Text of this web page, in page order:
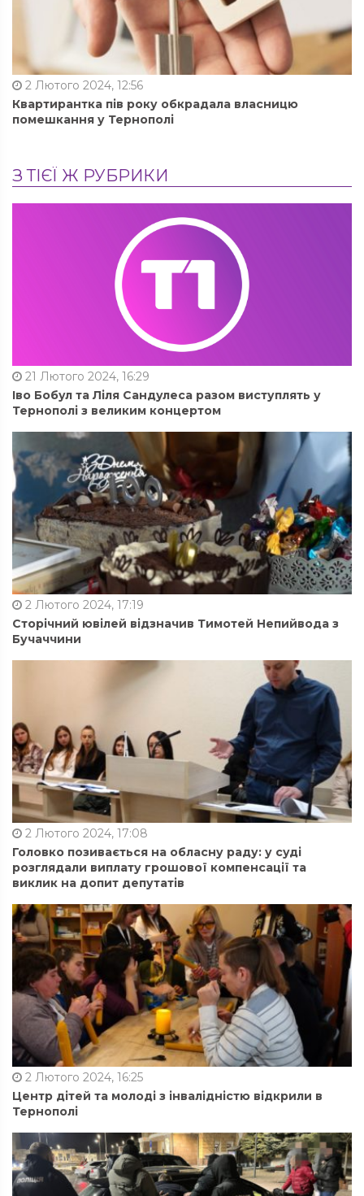
2 Лютого 2024, 12:56
Квартирантка пів року обкрадала власницю
помешкання у Тернополі
З ТІЄЇ Ж РУБРИКИ
21 Лютого 2024, 16:29
Іво Бобул та Ліля Сандулеса разом виступлять у
Тернополі з великим концертом
2 Лютого 2024, 17:19
Сторічний ювілей відзначив Тимотей Непийвода з
Бучаччини
2 Лютого 2024, 17:08
Головко позивається на обласну раду: у суді
розглядали виплату грошової компенсації та
виклик на допит депутатів
2 Лютого 2024, 16:25
Центр дітей та молоді з інвалідністю відкрили в
Тернополі